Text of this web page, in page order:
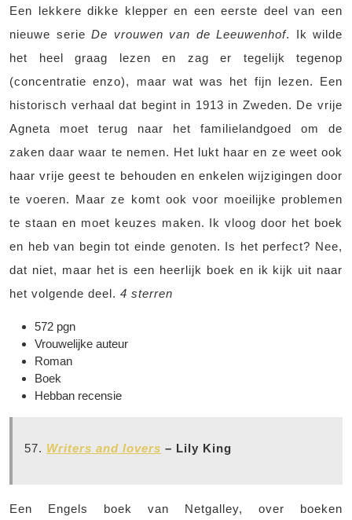
Een lekkere dikke klepper en een eerste deel van een
nieuwe serie De vrouwen van de Leeuwenhof. Ik wilde
het heel graag lezen en zag er tegelijk tegenop
(concentratie enzo), maar wat was het fijn lezen. Een
historisch verhaal dat begint in 1913 in Zweden. De vrije
Agneta moet terug naar het familielandgoed om de
zaken daar waar te nemen. Het lukt haar en ze weet ook
haar vrije geest te behouden en enkelen wijzigingen door
te voeren. Maar ze komt ook voor moeilijke problemen
te staan en moet keuzes maken. Ik vloog door het boek
en heb van begin tot einde genoten. Is het perfect? Nee,
dat niet, maar het is een heerlijk boek en ik kijk uit naar
het volgende deel. 4 sterren
572 pgn
Vrouwelijke auteur
Roman
Boek
Hebban recensie
57. Writers and lovers – Lily King
Een Engels boek van Netgalley, over boeken